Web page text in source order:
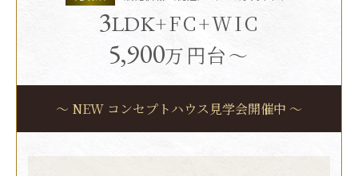
3LDK+FC+WIC
5,900万円台〜
〜 NEW コンセプトハウス見学会開催中 〜